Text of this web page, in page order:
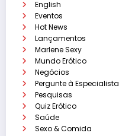
English
Eventos
Hot News
Lançamentos
Marlene Sexy
Mundo Erótico
Negócios
Pergunte à Especialista
Pesquisas
Quiz Erótico
Saúde
Sexo & Comida